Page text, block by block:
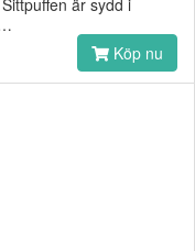
är sydd i
Köp nu